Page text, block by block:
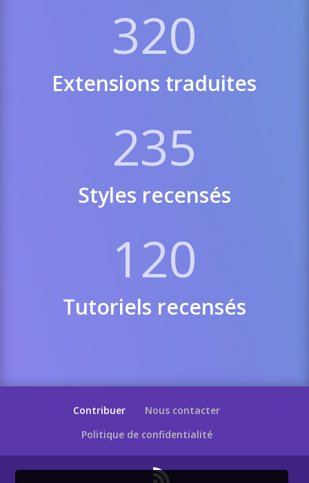
320
Extensions traduites
235
Styles recensés
120
Tutoriels recensés
Contribuer
Nous contacter
Politique de confidentialité